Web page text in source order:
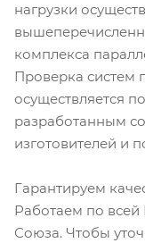
нагрузки
комплекса
Проверка систем
осуществляется
разработанным
изготовителей и
Гарантируем
Работаем по
Союза. Чтобы